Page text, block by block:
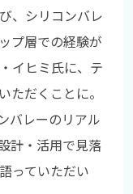
、 シリコンバレ
プ層での経験が
イヒミ氏に、テ
ただくことに。
バレーのリアル
計・活用で見落
っていただい